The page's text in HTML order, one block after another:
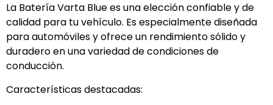
La Batería Varta Blue es una elección confiable y de
calidad para tu vehículo. Es especialmente diseñada
para automóviles y ofrece un rendimiento sólido y
duradero en una variedad de condiciones de
conducción.
Características destacadas: